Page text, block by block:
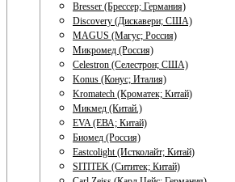
Bresser (Брессер; Германия)
Discovery (Дискавери; США)
MAGUS (Магус; Россия)
Микромед (Россия)
Celestron (Селестрон; США)
Konus (Конус; Италия)
Kromatech (Кроматек; Китай)
Микмед (Китай.)
EVA (ЕВА; Китай)
Биомед (Россия)
Eastcolight (Истколайт; Китай)
SITITEK (Сититек; Китай)